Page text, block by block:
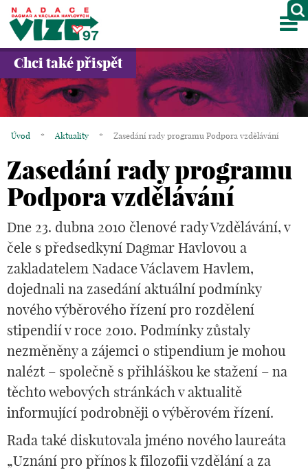
O NÁS
PROJEKTY
GALERIE
KONTAKTY
OBCHOD
KOŠÍK
EN
Chci také přispět
Úvod * Aktuality * Zasedání rady programu Podpora vzdělávání
Zasedání rady programu
Podpora vzdělávání
Dne 23. dubna 2010 členové rady Vzdělávání, v
čele s předsedkyní Dagmar Havlovou a
zakladatelem Nadace Václavem Havlem,
dojednali na zasedání aktuální podmínky
nového výběrového řízení pro rozdělení
stipendií v roce 2010. Podmínky zůstaly
nezměněny a zájemci o stipendium je mohou
nalézt – společně s přihláškou ke stažení – na
těchto webových stránkách v aktualitě
informující podrobněji o výběrovém řízení.
Rada také diskutovala jméno nového laureáta
„Uznání pro přínos k filozofii vzdělání a za